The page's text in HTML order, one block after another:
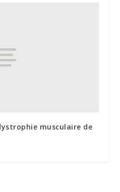
musculaire de